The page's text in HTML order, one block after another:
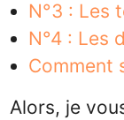
N°3 : Les
N°4 : Les
Comment
Alors, je